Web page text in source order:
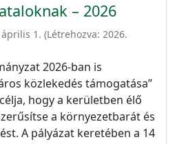
– 2026
1. (Létrehozva: 2026.
2026-ban is
közlekedés támogatása”
hogy a kerületben élő
a környezetbarát és
A pályázat keretében a 14